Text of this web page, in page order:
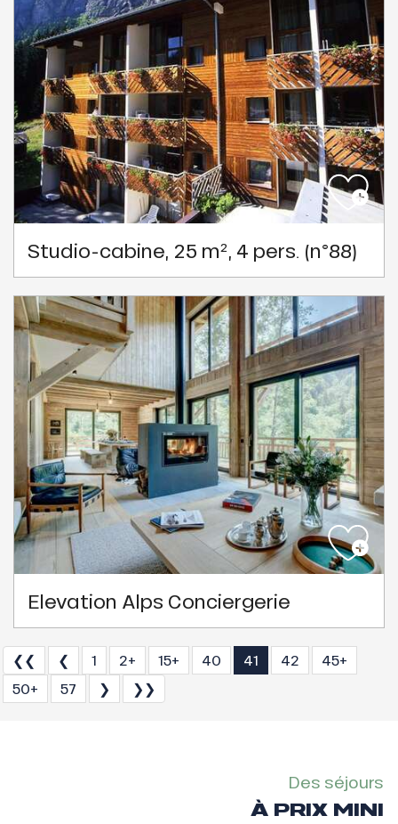
Studio-cabine, 25 m², 4 pers. (n°88)
Elevation Alps Conciergerie
❮❮ ❮ 1 2+ 15+ 40 41 42
45+
50+
57 ❯ ❯❯
Des séjours
À PRIX MINI